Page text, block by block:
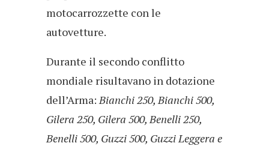
motocarrozzette con le
autovetture.
Durante il secondo conflitto
mondiale risultavano in dotazione
dell’Arma:Bianchi 250, Bianchi 500,
Gilera 250, Gilera 500, Benelli 250,
Benelli 500, Guzzi 500, Guzzi Leggera e